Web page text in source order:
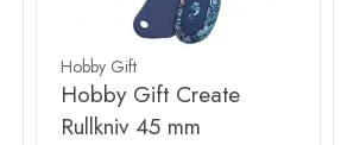
Hobby Gift
Hobby Gift Create
Rullkniv 45 mm